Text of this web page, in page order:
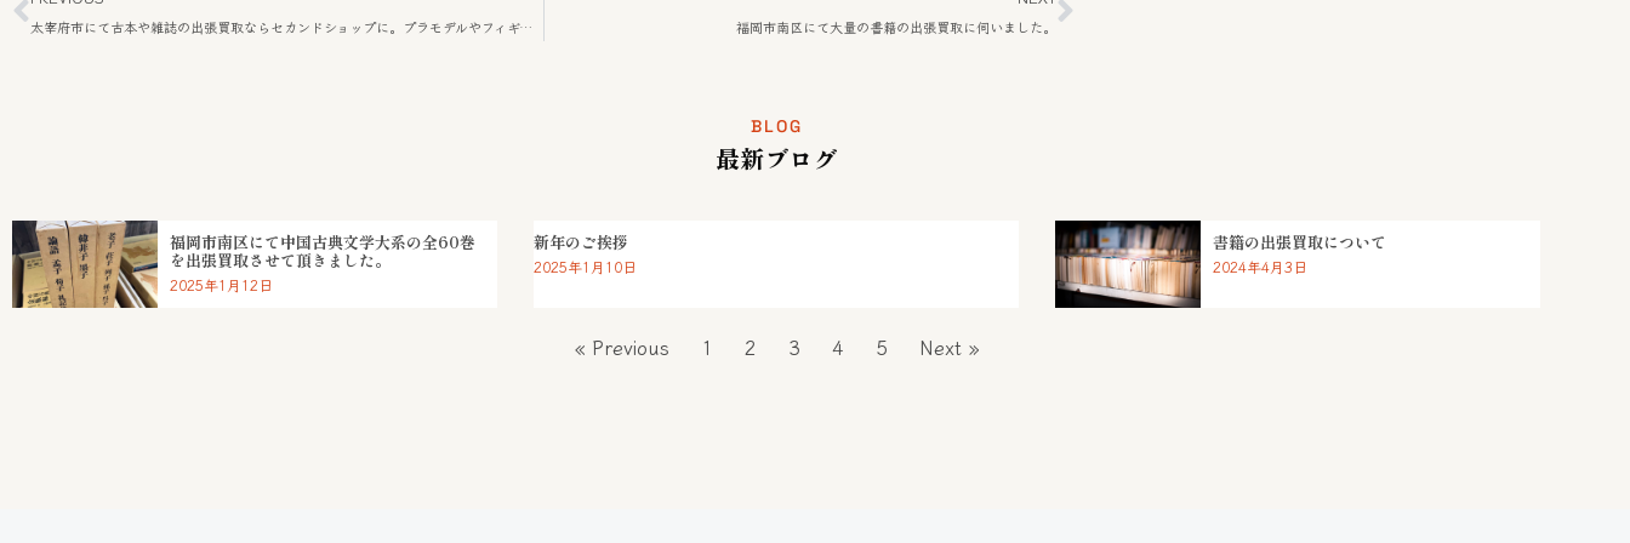
太宰府市にて古本や雑誌の出張買取ならセカンドショップに。プラモデルやフィギュアも買取可能。 福岡市南区にて大量の書籍の出張買取に伺いました。
BLOG
最新ブログ
福岡市南区にて中国古典文学大系の全60巻
を出張買取させて頂きました。
2025年1月12日
新年のご挨拶
2025年1月10日
書籍の出張買取について
2024年4月3日
« Previous 1 2 3 4 5 Next »